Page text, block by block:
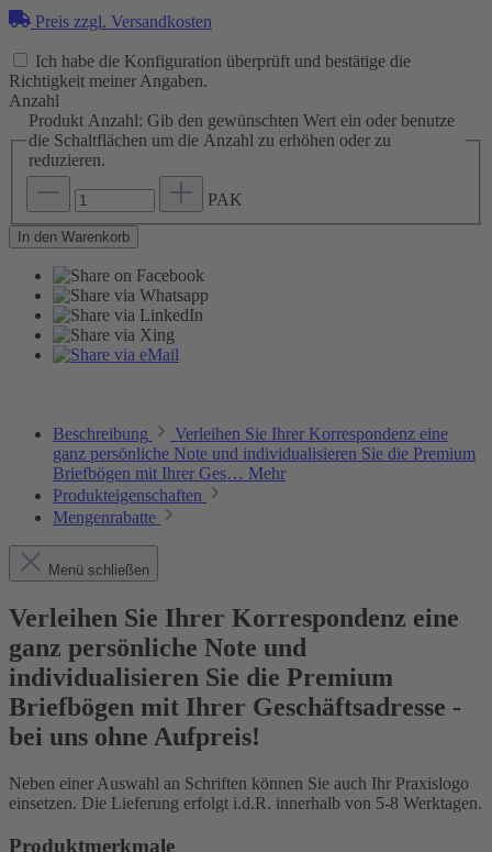
Preis zzgl. Versandkosten
Ich habe die Konfiguration überprüft und bestätige die
Richtigkeit meiner Angaben.
Anzahl
Produkt Anzahl: Gib den gewünschten Wert ein oder benutze
die Schaltflächen um die Anzahl zu erhöhen oder zu
reduzieren.
PAK
In den Warenkorb
Beschreibung
Verleihen Sie Ihrer Korrespondenz eine
ganz persönliche Note und individualisieren Sie die Premium
Briefbögen mit Ihrer Ges… Mehr
Produkteigenschaften
Mengenrabatte
Menü schließen
Verleihen Sie Ihrer Korrespondenz eine
ganz persönliche Note und
individualisieren Sie die Premium
Briefbögen mit Ihrer Geschäftsadresse -
bei uns ohne Aufpreis!
Neben einer Auswahl an Schriften können Sie auch Ihr Praxislogo
einsetzen. Die Lieferung erfolgt i.d.R. innerhalb von 5-8 Werktagen.
Produktmerkmale